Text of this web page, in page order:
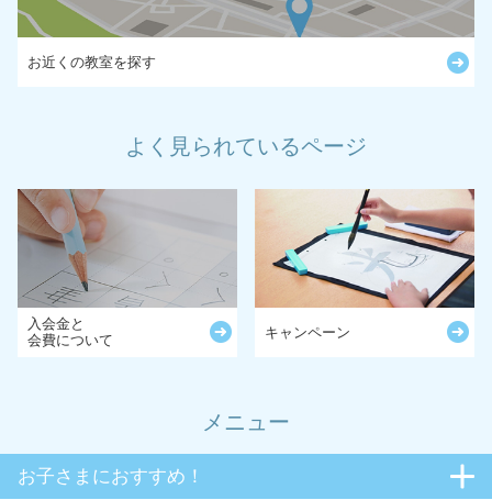
お近くの教室を探す
よく見られているページ
入会金と
会費について
キャンペーン
メニュー
お子さまにおすすめ！